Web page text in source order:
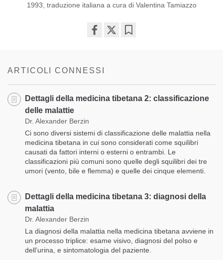
1993, traduzione italiana a cura di Valentina Tamiazzo
ARTICOLI CONNESSI
Dettagli della medicina tibetana 2: classificazione
delle malattie
Dr. Alexander Berzin
Ci sono diversi sistemi di classificazione delle malattia nella
medicina tibetana in cui sono considerati come squilibri
causati da fattori interni o esterni o entrambi. Le
classificazioni più comuni sono quelle degli squilibri dei tre
umori (vento, bile e flemma) e quelle dei cinque elementi.
Dettagli della medicina tibetana 3: diagnosi della
malattia
Dr. Alexander Berzin
La diagnosi della malattia nella medicina tibetana avviene in
un processo triplice: esame visivo, diagnosi del polso e
dell’urina, e sintomatologia del paziente.